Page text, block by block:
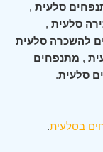
סלעית ,
סלעית ,
להשכרה סלעית
, מתנפחים
סלעית.
בסלעית.